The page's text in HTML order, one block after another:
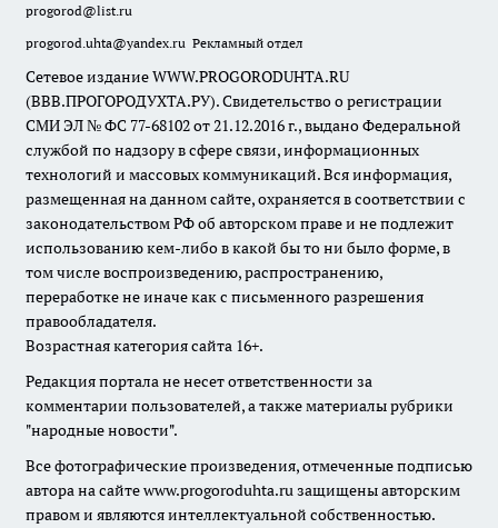
progorod@list.ru
progorod.uhta@yandex.ru Рекламный отдел
Сетевое издание WWW.PROGORODUHTA.RU
(ВВВ.ПРОГОРОДУХТА.РУ). Свидетельство о регистрации
СМИ ЭЛ № ФС 77-68102 от 21.12.2016 г., выдано Федеральной
службой по надзору в сфере связи, информационных
технологий и массовых коммуникаций. Вся информация,
размещенная на данном сайте, охраняется в соответствии с
законодательством РФ об авторском праве и не подлежит
использованию кем-либо в какой бы то ни было форме, в
том числе воспроизведению, распространению,
переработке не иначе как с письменного разрешения
правообладателя.
Возрастная категория сайта 16+.
Редакция портала не несет ответственности за
комментарии пользователей, а также материалы рубрики
"народные новости".
Все фотографические произведения, отмеченные подписью
автора на сайте www.progoroduhta.ru защищены авторским
правом и являются интеллектуальной собственностью.